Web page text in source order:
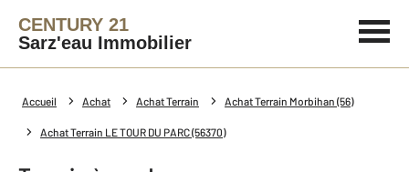
CENTURY 21
Sarz'eau Immobilier
Accueil Achat Achat Terrain Achat Terrain Morbihan (56)
Achat Terrain LE TOUR DU PARC (56370)